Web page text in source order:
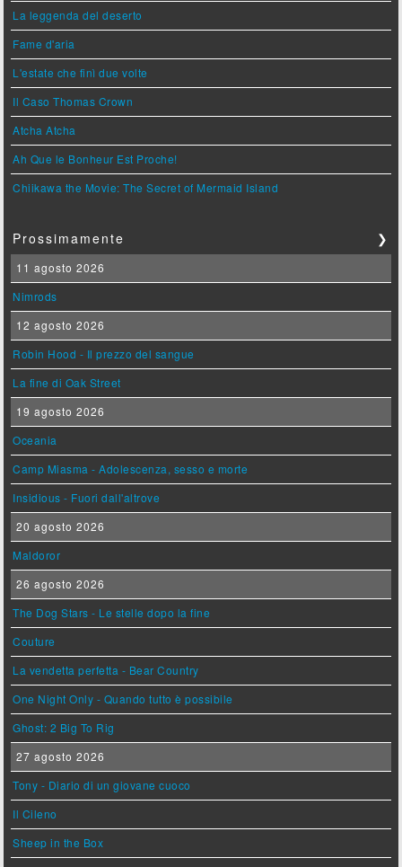
La leggenda del deserto
Fame d'aria
L'estate che finì due volte
Il Caso Thomas Crown
Atcha Atcha
Ah Que le Bonheur Est Proche!
Chiikawa the Movie: The Secret of Mermaid Island
Prossimamente ❯
11 agosto 2026
Nimrods
12 agosto 2026
Robin Hood - Il prezzo del sangue
La fine di Oak Street
19 agosto 2026
Oceania
Camp Miasma - Adolescenza, sesso e morte
Insidious - Fuori dall'altrove
20 agosto 2026
Maldoror
26 agosto 2026
The Dog Stars - Le stelle dopo la fine
Couture
La vendetta perfetta - Bear Country
One Night Only - Quando tutto è possibile
Ghost: 2 Big To Rig
27 agosto 2026
Tony - Diario di un giovane cuoco
Il Cileno
Sheep in the Box